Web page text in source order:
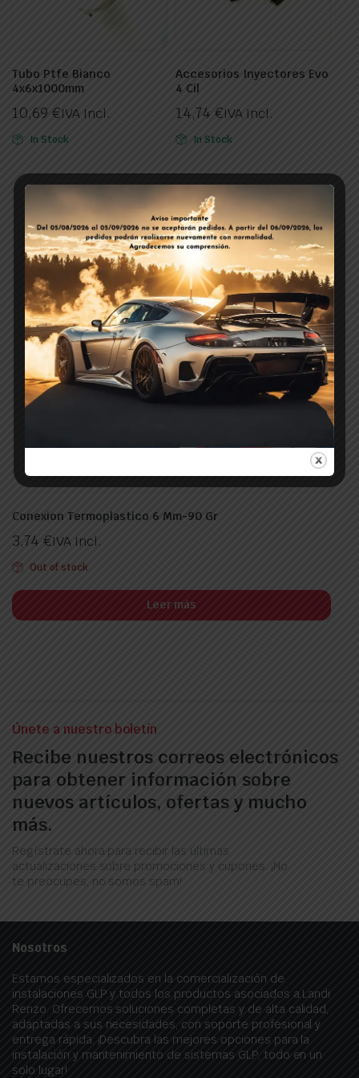
Tubo Ptfe Bianco
4x6x1000mm
10,69 €IVA Incl.
In Stock
Accesorios Inyectores Evo
4 Cil
14,74 €IVA Incl.
In Stock
Conexion Termoplastico 6 Mm-90 Gr
3,74 €IVA Incl.
Out of stock
Leer más
Únete a nuestro boletín
Recibe nuestros correos electrónicos
para obtener información sobre
nuevos artículos, ofertas y mucho
más.
Regístrate ahora para recibir las últimas
actualizaciones sobre promociones y cupones. ¡No
te preocupes, no somos spam!
Nosotros
Estamos especializados en la comercialización de
instalaciones GLP y todos los productos asociados a Landi
Renzo. Ofrecemos soluciones completas y de alta calidad,
adaptadas a sus necesidades, con soporte profesional y
entrega rápida. ¡Descubra las mejores opciones para la
instalación y mantenimiento de sistemas GLP, todo en un
solo lugar!